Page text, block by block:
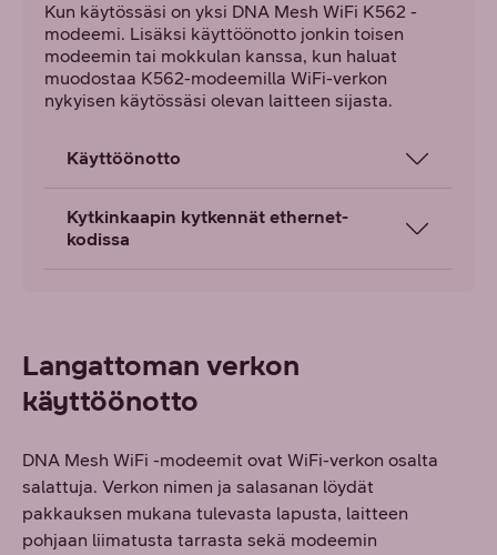
Kun käytössäsi on yksi DNA Mesh WiFi K562 -
modeemi. Lisäksi käyttöönotto jonkin toisen
modeemin tai mokkulan kanssa, kun haluat
muodostaa K562-modeemilla WiFi-verkon
nykyisen käytössäsi olevan laitteen sijasta.
Käyttöönotto
Kytkinkaapin kytkennät ethernet-
kodissa
Langattoman verkon
käyttöönotto
DNA Mesh WiFi -modeemit ovat WiFi-verkon osalta
salattuja. Verkon nimen ja salasanan löydät
pakkauksen mukana tulevasta lapusta, laitteen
pohjaan liimatusta tarrasta sekä modeemin